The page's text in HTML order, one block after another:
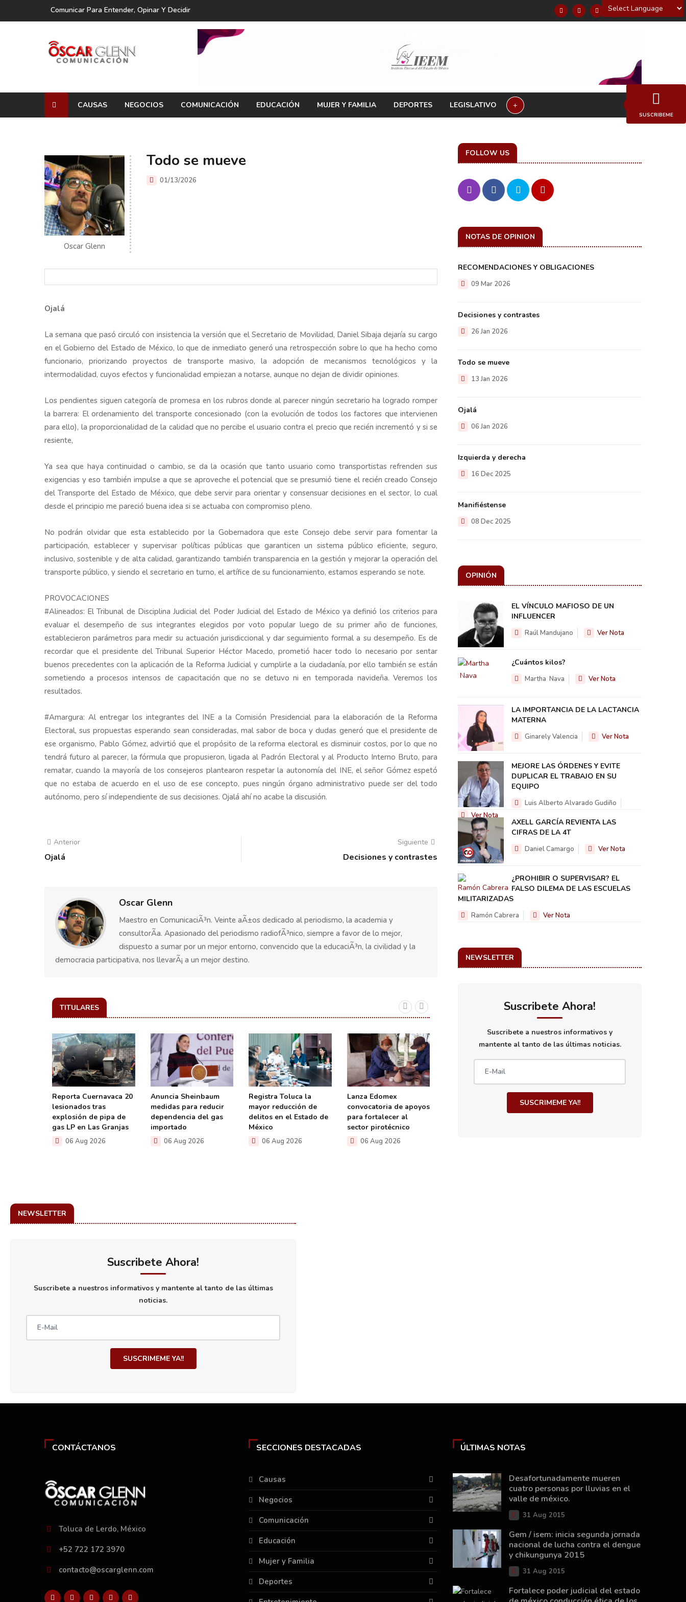
Powered by
Comunicar Para Entender, Opinar Y Decidir
CAUSAS NEGOCIOS COMUNICACIÓN EDUCACIÓN MUJER Y FAMILIA DEPORTES LEGISLATIVO +
Oscar Glenn
Todo se mueve
01/13/2026
Ojalá
La semana que pasó circuló con insistencia la versión que el Secretario de Movilidad, Daniel Sibaja dejaría su cargo
en el Gobierno del Estado de México, lo que de inmediato generó una retrospección sobre lo que ha hecho como
funcionario, priorizando proyectos de transporte masivo, la adopción de mecanismos tecnológicos y la
intermodalidad, cuyos efectos y funcionalidad empiezan a notarse, aunque no dejan de dividir opiniones.
Los pendientes siguen categoría de promesa en los rubros donde al parecer ningún secretario ha logrado romper
la barrera: El ordenamiento del transporte concesionado (con la evolución de todos los factores que intervienen
para ello), la proporcionalidad de la calidad que no percibe el usuario contra el precio que recién incrementó y si se
resiente,
Ya sea que haya continuidad o cambio, se da la ocasión que tanto usuario como transportistas refrenden sus
exigencias y eso también impulse a que se aproveche el potencial que se presumió tiene el recién creado Consejo
del Transporte del Estado de México, que debe servir para orientar y consensuar decisiones en el sector, lo cual
desde el principio me pareció buena idea si se actuaba con compromiso pleno.
No podrán olvidar que esta establecido por la Gobernadora que este Consejo debe servir para fomentar la
participación, establecer y supervisar políticas públicas que garanticen un sistema público eficiente, seguro,
inclusivo, sostenible y de alta calidad, garantizando también transparencia en la gestión y mejorar la operación del
transporte público, y siendo el secretario en turno, el artífice de su funcionamiento, estamos esperando se note.
PROVOCACIONES
#Alineados: El Tribunal de Disciplina Judicial del Poder Judicial del Estado de México ya definió los criterios para
evaluar el desempeño de sus integrantes elegidos por voto popular luego de su primer año de funciones,
establecieron parámetros para medir su actuación jurisdiccional y dar seguimiento formal a su desempeño. Es de
recordar que el presidente del Tribunal Superior Héctor Macedo, prometió hacer todo lo necesario por sentar
buenos precedentes con la aplicación de la Reforma Judicial y cumplirle a la ciudadanía, por ello también se están
sometiendo a procesos intensos de capacitación que no se detuvo ni en temporada navideña. Veremos los
resultados.
#Amargura: Al entregar los integrantes del INE a la Comisión Presidencial para la elaboración de la Reforma
Electoral, sus propuestas esperando sean consideradas, mal sabor de boca y dudas generó que el presidente de
ese organismo, Pablo Gómez, advirtió que el propósito de la reforma electoral es disminuir costos, por lo que no
tendrá futuro al parecer, la fórmula que propusieron, ligada al Padrón Electoral y al Producto Interno Bruto, para
rematar, cuando la mayoría de los consejeros plantearon respetar la autonomía del INE, el señor Gómez espetó
que no estaba de acuerdo en el uso de ese concepto, pues ningún órgano administrativo puede ser del todo
autónomo, pero sí independiente de sus decisiones. Ojalá ahí no acabe la discusión.
Anterior
Ojalá
Siguiente
Decisiones y contrastes
Oscar Glenn
Maestro en ComunicaciÃ³n. Veinte aÃ±os dedicado al periodismo, la academia y
consultorÃ­a. Apasionado del periodismo radiofÃ³nico, siempre a favor de lo mejor,
dispuesto a sumar por un mejor entorno, convencido que la educaciÃ³n, la civilidad y la
democracia participativa, nos llevarÃ¡ a un mejor destino.
TITULARES
Reporta Cuernavaca 20
lesionados tras
explosión de pipa de
gas LP en Las Granjas
06 Aug 2026
Anuncia Sheinbaum
medidas para reducir
dependencia del gas
importado
06 Aug 2026
Registra Toluca la
mayor reducción de
delitos en el Estado de
México
06 Aug 2026
Lanza Edomex
convocatoria de apoyos
para fortalecer al
sector pirotécnico
06 Aug 2026
mujeres en proyectos
Recupera Toluca dos
vehículos robados y
FOLLOW US
NOTAS DE OPINION
RECOMENDACIONES Y OBLIGACIONES
09 Mar 2026
Decisiones y contrastes
26 Jan 2026
Todo se mueve
13 Jan 2026
Ojalá
06 Jan 2026
Izquierda y derecha
16 Dec 2025
Manifiéstense
08 Dec 2025
OPINIÓN
EL VÍNCULO MAFIOSO DE UN
INFLUENCER
Raúl Mandujano Ver Nota
¿Cuántos kilos?
Martha Nava Ver Nota
LA IMPORTANCIA DE LA LACTANCIA
MATERNA
Ginarely Valencia Ver Nota
MEJORE LAS ÓRDENES Y EVITE
DUPLICAR EL TRABAJO EN SU
EQUIPO
Luis Alberto Alvarado Gudiño
Ver Nota
AXELL GARCÍA REVIENTA LAS
CIFRAS DE LA 4T
Daniel Camargo Ver Nota
¿PROHIBIR O SUPERVISAR? EL
FALSO DILEMA DE LAS ESCUELAS
MILITARIZADAS
Ramón Cabrera Ver Nota
NEWSLETTER
Suscribete Ahora!
Suscribete a nuestros informativos y
mantente al tanto de las últimas noticias.
SUSCRIMEME YA!!
SUSCRIBEME
NEWSLETTER
Suscribete Ahora!
Suscribete a nuestros informativos y mantente al tanto de las últimas
noticias.
SUSCRIMEME YA!!
CONTÁCTANOS
Toluca de Lerdo, México
+52 722 172 3970
contacto@oscarglenn.com
SECCIONES DESTACADAS
Causas
Negocios
Comunicación
Educación
Mujer y Familia
Deportes
ÚLTIMAS NOTAS
Desafortunadamente mueren
cuatro personas por lluvias en el
valle de méxico.
31 Aug 2015
Gem / isem: inicia segunda jornada
nacional de lucha contra el dengue
y chikungunya 2015
31 Aug 2015
Fortalece poder judicial del estado